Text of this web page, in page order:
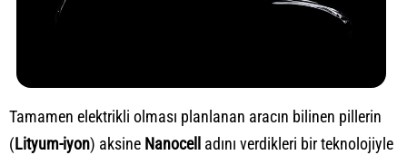
Tamamen elektrikli olması planlanan aracın bilinen pillerin
(Lityum-iyon) aksine Nanocell adını verdikleri bir teknolojiyle